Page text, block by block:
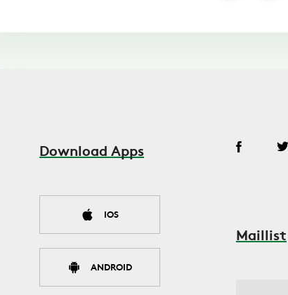
Download Apps
IOS
ANDROID
Maillist